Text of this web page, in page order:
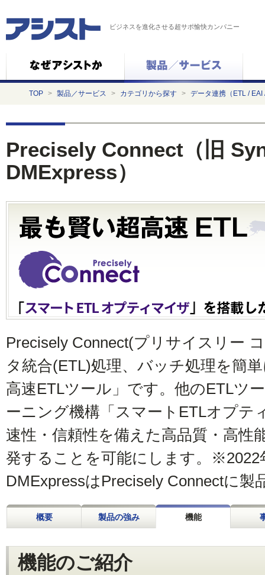
ビジネスを進化させる超サポ愉快カンパニー
TOP > 製品／サービス > カテゴリから探す > データ連携（ETL / EAI
Precisely Connect（旧
DMExpress）
Precisely Connect(プリサイスリー
タ統合(ETL)処理、バッチ処理を簡
高速ETLツール」です。他のETLツ
ーニング機構「スマートETLオプテ
速性・信頼性を備えた高品質・高性
発することを可能にします。※2022
DMExpressはPrecisely Connectに製
概要 製品の強み 機能
機能のご紹介